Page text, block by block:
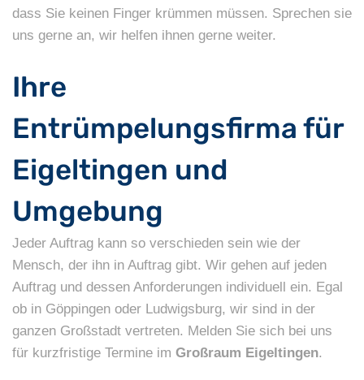
dass Sie keinen Finger krümmen müssen. Sprechen sie
uns gerne an, wir helfen ihnen gerne weiter.
Ihre
Entrümpelungsfirma für
Eigeltingen und
Umgebung
Jeder Auftrag kann so verschieden sein wie der
Mensch, der ihn in Auftrag gibt. Wir gehen auf jeden
Auftrag und dessen Anforderungen individuell ein. Egal
ob in Göppingen oder Ludwigsburg, wir sind in der
ganzen Großstadt vertreten. Melden Sie sich bei uns
für kurzfristige Termine im Großraum Eigeltingen.